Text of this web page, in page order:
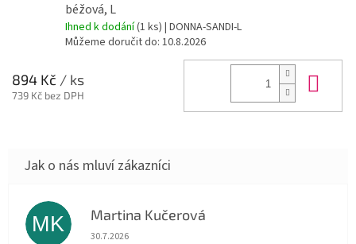
béžová, L
Ihned k dodání(1 ks) | DONNA-SANDI-L
Můžeme doručit do: 10.8.2026
894 Kč / ks
739 Kč bez DPH
MK Martina Kučerová
Hodnocení obchodu je 5 z 5 hvězdiček.
30.7.2026